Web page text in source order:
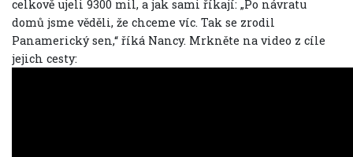
celkově ujeli 9300 mil, a jak sami říkají: „Po návratu
domů jsme věděli, že chceme víc. Tak se zrodil
Panamerický sen,“ říká Nancy. Mrkněte na video z cíle
jejich cesty: